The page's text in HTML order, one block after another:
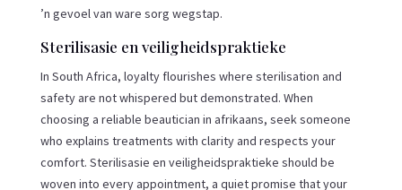
’n gevoel van ware sorg wegstap.
Sterilisasie en veiligheidspraktieke
In South Africa, loyalty flourishes where sterilisation and
safety are not whispered but demonstrated. When
choosing a reliable beautician in afrikaans, seek someone
who explains treatments with clarity and respects your
comfort. Sterilisasie en veiligheidspraktieke should be
woven into every appointment, a quiet promise that your